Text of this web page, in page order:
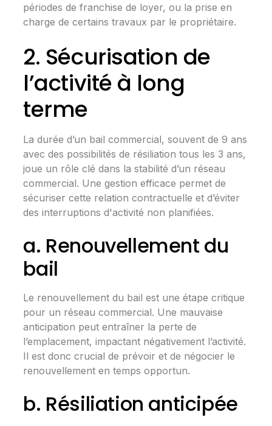
périodes de franchise de loyer, ou la prise en
charge de certains travaux par le propriétaire.
2. Sécurisation de
l’activité à long
terme
La durée d’un bail commercial, souvent de 9 ans
avec des possibilités de résiliation tous les 3 ans,
joue un rôle clé dans la stabilité d’un réseau
commercial. Unegestion efficace permet de
sécuriser cette relation contractuelle et d’éviter
des interruptions d'activité non planifiées.
a. Renouvellement du
bail
Le renouvellement du bail est une étape critique
pour un réseau commercial. Une mauvaise
anticipation peut entraîner la perte de
l’emplacement, impactant négativement l’activité.
Il est donc crucial de prévoir et de négocier le
renouvellement en temps opportun.
b. Résiliation anticipée